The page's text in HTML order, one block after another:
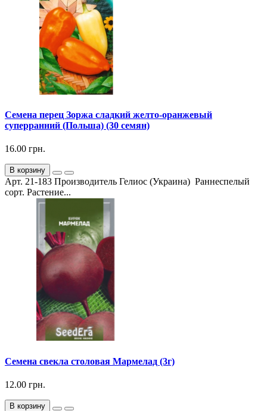
Семена перец Зоржа сладкий желто-оранжевый
суперранний (Польша) (30 семян)
16.00 грн.
В корзину
Арт. 21-183 Производитель Гелиос (Украина) Раннеспелый
сорт. Растение...
Семена свекла столовая Мармелад (3г)
12.00 грн.
В корзину